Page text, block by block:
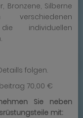
Bronzene, Silberne
individuellen
folgen.
70,00 €
Sie neben
mit: